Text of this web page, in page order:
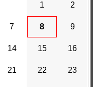
1 2
7 8 9
14 15 16
21 22 23